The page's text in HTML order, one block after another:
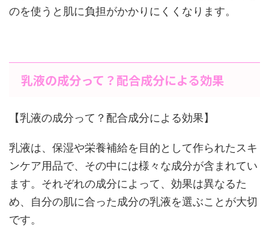
のを使うと肌に負担がかかりにくくなります。
乳液の成分って？配合成分による効果
【乳液の成分って？配合成分による効果】
乳液は、保湿や栄養補給を目的として作られたスキ
ンケア用品で、その中には様々な成分が含まれてい
ます。それぞれの成分によって、効果は異なるた
め、自分の肌に合った成分の乳液を選ぶことが大切
です。